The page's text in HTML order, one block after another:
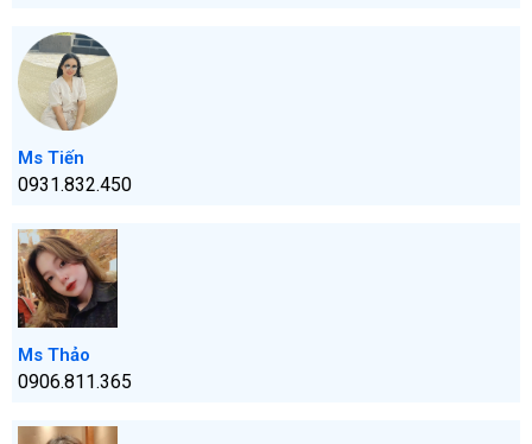
Ms Tiến
0931.832.450
Ms Thảo
0906.811.365